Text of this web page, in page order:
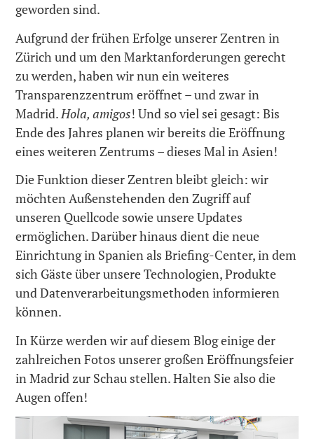
geworden sind.
Aufgrund der frühen Erfolge unserer Zentren in
Zürich und um den Marktanforderungen gerecht
zu werden, haben wir nun ein weiteres
Transparenzzentrum eröffnet – und zwar in
Madrid.Hola, amigos! Und so viel sei gesagt: Bis
Ende des Jahres planen wir bereits die Eröffnung
eines weiteren Zentrums – dieses Mal in Asien!
Die Funktion dieser Zentren bleibt gleich: wir
möchten Außenstehenden den Zugriff auf
unseren Quellcode sowie unsere Updates
ermöglichen. Darüber hinaus dient die neue
Einrichtung in Spanien als Briefing-Center, in dem
sich Gäste über unsere Technologien, Produkte
und Datenverarbeitungsmethoden informieren
können.
In Kürze werden wir auf diesem Blog einige der
zahlreichen Fotos unserer großen Eröffnungsfeier
in Madrid zur Schau stellen. Halten Sie also die
Augen offen!